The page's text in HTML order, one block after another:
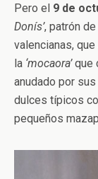
Pero el 9 de
Donís’, patrón
valencianas,
la ‘mocaora’que
anudado por
dulces típicos
pequeños